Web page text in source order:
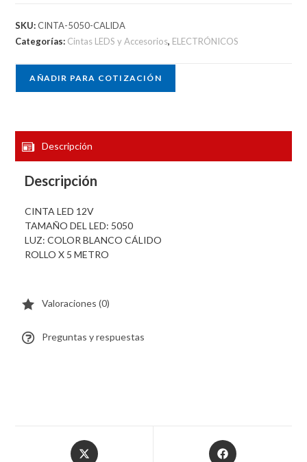
SKU:CINTA-5050-CALIDA
Categorías: Cintas LEDS y Accesorios, ELECTRÓNICOS
AÑADIR PARA COTIZACIÓN
Descripción
Descripción
CINTA LED 12V
TAMAÑO DEL LED: 5050
LUZ: COLOR BLANCO CÁLIDO
ROLLO X 5 METRO
Valoraciones (0)
Preguntas y respuestas